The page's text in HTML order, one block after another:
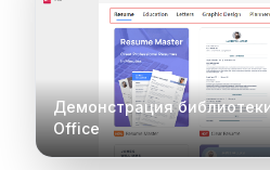
Демонстрация
Office